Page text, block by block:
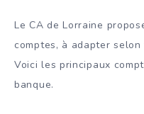
Le CA de Lorraine
comptes, à adapter
Voici les principaux
banque.